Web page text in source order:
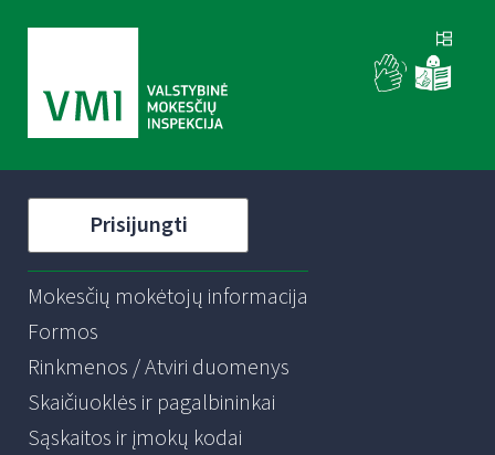
Prisijungti
Mokesčių mokėtojų informacija
Formos
Rinkmenos / Atviri duomenys
Skaičiuoklės ir pagalbininkai
Sąskaitos ir įmokų kodai